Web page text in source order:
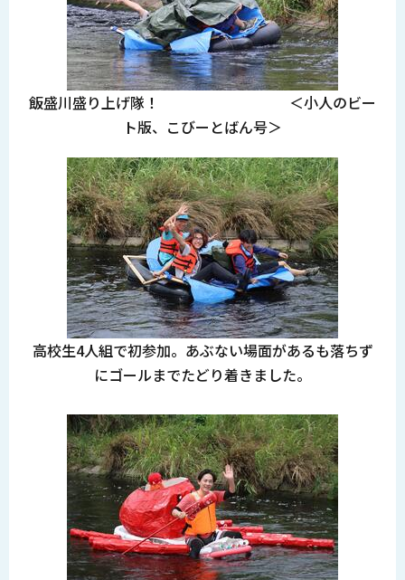
飯盛川盛り上げ隊！ ＜小人のビー
ト版、こびーとばん号＞
高校生4人組で初参加。あぶない場面があるも落ちず
にゴールまでたどり着きました。